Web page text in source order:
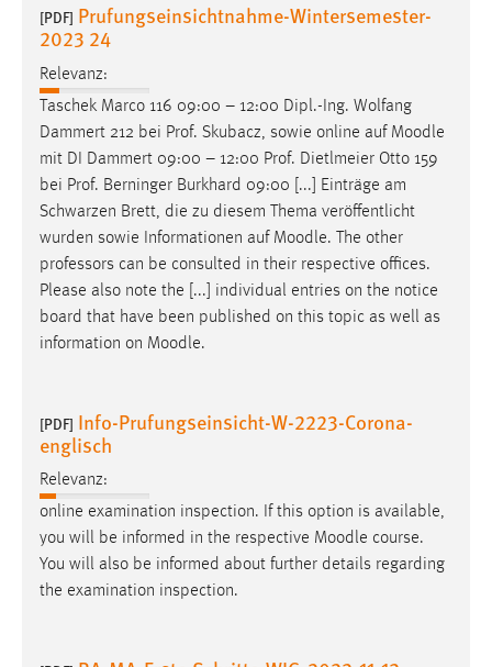
[PDF] Prufungseinsichtnahme-Wintersemester-
2023 24
Relevanz:
Taschek Marco 116 09:00 – 12:00 Dipl.-Ing. Wolfang
Dammert 212 bei Prof. Skubacz, sowie online auf Moodle
mit DI Dammert 09:00 – 12:00 Prof. Dietlmeier Otto 159
bei Prof. Berninger Burkhard 09:00 [...] Einträge am
Schwarzen Brett, die zu diesem Thema veröffentlicht
wurden sowie Informationen auf Moodle. The other
professors can be consulted in their respective offices.
Please also note the [...] individual entries on the notice
board that have been published on this topic as well as
information on Moodle.
[PDF] Info-Prufungseinsicht-W-2223-Corona-
englisch
Relevanz:
online examination inspection. If this option is available,
you will be informed in the respective Moodle course.
You will also be informed about further details regarding
the examination inspection.